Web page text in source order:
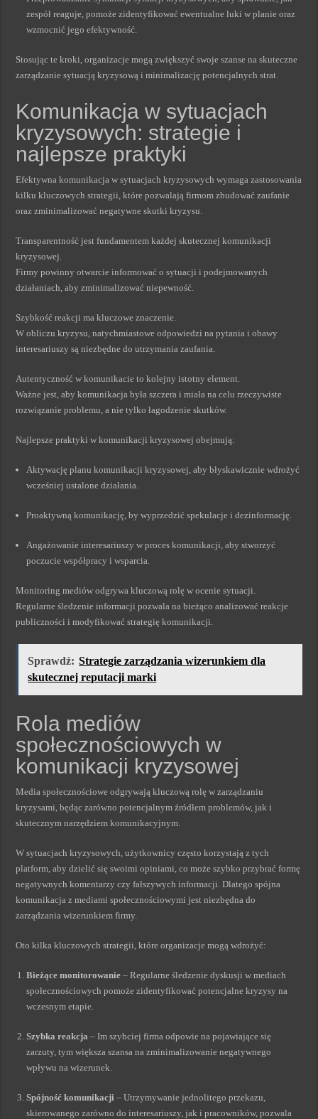
zespół reaguje, pomoże zidentyfikować ewentualne luki w planie oraz
wzmocnić jego efektywność.
Stosując te kroki, organizacje mogą zwiększyć swoje szanse na skuteczne
zarządzanie sytuacją kryzysową i minimalizację potencjalnych strat.
Komunikacja w sytuacjach
kryzysowych: strategie i
najlepsze praktyki
Efektywna komunikacja w sytuacjach kryzysowych wymaga zastosowania
kilku kluczowych strategii, które pozwalają firmom zbudować zaufanie
oraz zminimalizować negatywne skutki kryzysu.
Transparentność jest fundamentem każdej skutecznej komunikacji
kryzysowej.
Firmy powinny otwarcie informować o sytuacji i podejmowanych
działaniach, aby zminimalizować niepewność.
Szybkość reakcji ma kluczowe znaczenie.
W obliczu kryzysu, natychmiastowe odpowiedzi na pytania i obawy
interesariuszy są niezbędne do utrzymania zaufania.
Autentyczność w komunikacie to kolejny istotny element.
Ważne jest, aby komunikacja była szczera i miała na celu rzeczywiste
rozwiązanie problemu, a nie tylko łagodzenie skutków.
Najlepsze praktyki w komunikacji kryzysowej obejmują:
Aktywację planu komunikacji kryzysowej, aby błyskawicznie wdrożyć
wcześniej ustalone działania.
Proaktywną komunikację, by wyprzedzić spekulacje i dezinformację.
Angażowanie interesariuszy w proces komunikacji, aby stworzyć
poczucie współpracy i wsparcia.
Monitoring mediów odgrywa kluczową rolę w ocenie sytuacji.
Regularne śledzenie informacji pozwala na bieżąco analizować reakcje
publiczności i modyfikować strategię komunikacji.
Sprawdź: Strategie zarządzania wizerunkiem dla
skutecznej reputacji marki
Rola mediów
społecznościowych w
komunikacji kryzysowej
Media społecznościowe odgrywają kluczową rolę w zarządzaniu
kryzysami, będąc zarówno potencjalnym źródłem problemów, jak i
skutecznym narzędziem komunikacyjnym.
W sytuacjach kryzysowych, użytkownicy często korzystają z tych
platform, aby dzielić się swoimi opiniami, co może szybko przybrać formę
negatywnych komentarzy czy fałszywych informacji. Dlatego spójna
komunikacja z mediami społecznościowymi jest niezbędna do
zarządzania wizerunkiem firmy.
Oto kilka kluczowych strategii, które organizacje mogą wdrożyć:
Bieżące monitorowanie – Regularne śledzenie dyskusji w mediach
społecznościowych pomoże zidentyfikować potencjalne kryzysy na
wczesnym etapie.
Szybka reakcja – Im szybciej firma odpowie na pojawiające się
zarzuty, tym większa szansa na zminimalizowanie negatywnego
wpływu na wizerunek.
Spójność komunikacji – Utrzymywanie jednolitego przekazu,
skierowanego zarówno do interesariuszy, jak i pracowników, pozwala